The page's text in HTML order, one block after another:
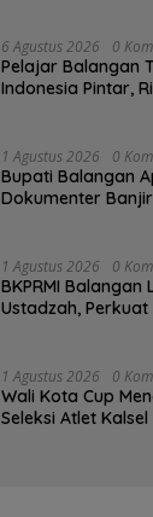
6 Agustus 2026 0
Pelajar Balangan
Indonesia Pintar,
1 Agustus 2026 0
Bupati Balangan
Dokumenter
1 Agustus 2026 0
BKPRMI Balangan
Ustadzah,
1 Agustus 2026 0
Wali Kota Cup
Seleksi Atlet